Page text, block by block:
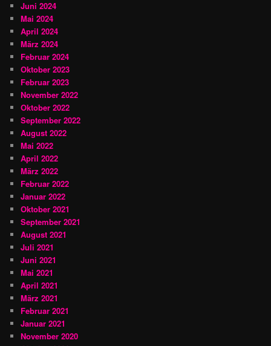
Juni 2024
Mai 2024
April 2024
März 2024
Februar 2024
Oktober 2023
Februar 2023
November 2022
Oktober 2022
September 2022
August 2022
Mai 2022
April 2022
März 2022
Februar 2022
Januar 2022
Oktober 2021
September 2021
August 2021
Juli 2021
Juni 2021
Mai 2021
April 2021
März 2021
Februar 2021
Januar 2021
November 2020